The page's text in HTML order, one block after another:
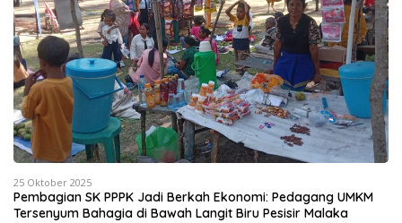
25 Oktober 2025
Pembagian SK PPPK Jadi Berkah Ekonomi: Pedagang UMKM
Tersenyum Bahagia di Bawah Langit Biru Pesisir Malaka